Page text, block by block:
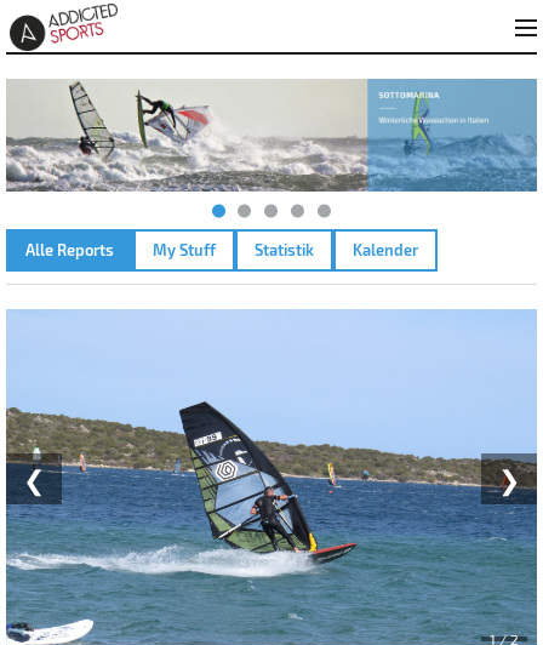
Alle Reports My Stuff Statistik Kalender
❯
❮
2/ 2